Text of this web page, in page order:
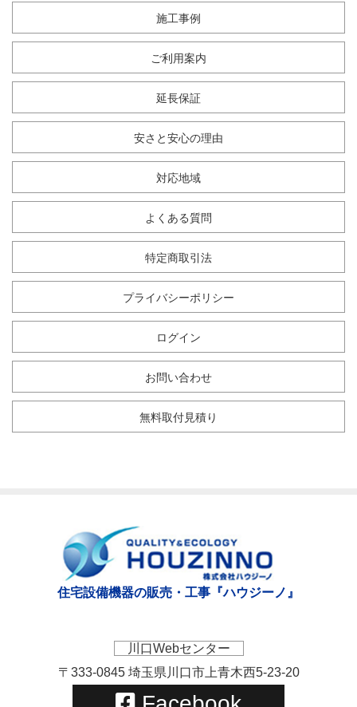
施工事例
ご利用案内
延長保証
安さと安心の理由
対応地域
よくある質問
特定商取引法
プライバシーポリシー
ログイン
お問い合わせ
無料取付見積り
住宅設備機器の販売・工事『ハウジーノ』
川口Webセンター
〒333-0845 埼玉県川口市上青木西5-23-20